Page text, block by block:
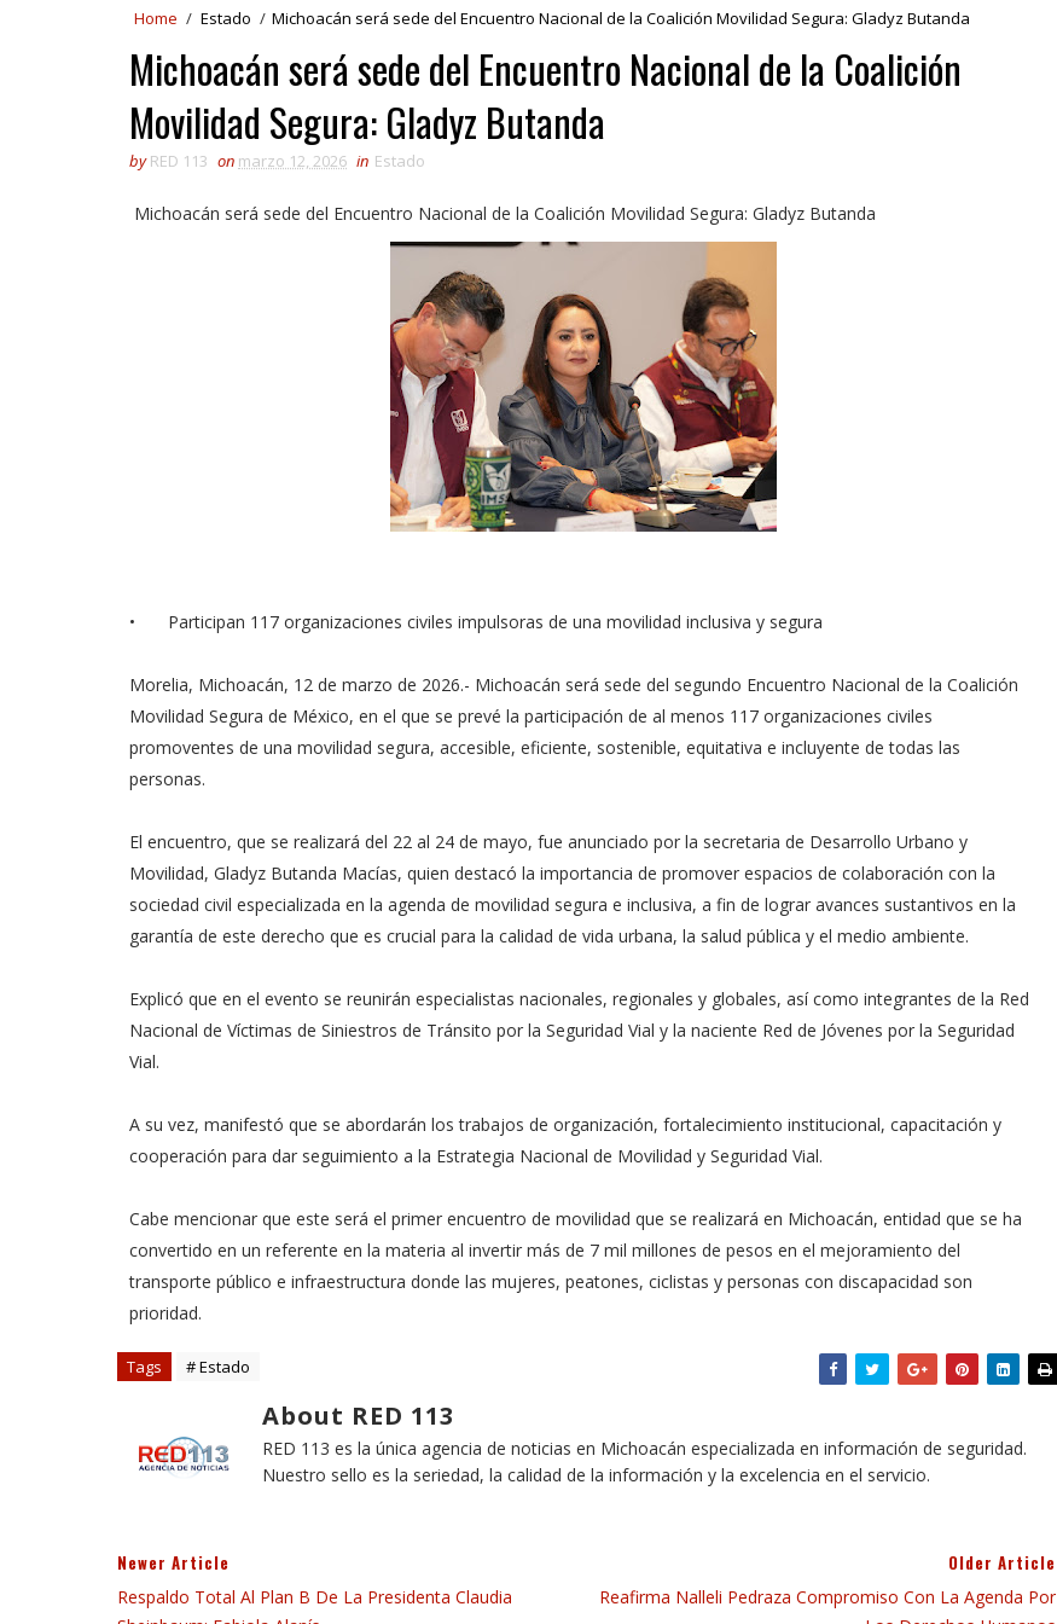
Home / Estado / Michoacán será sede del Encuentro Nacional de la Coalición Movilidad Segura: Gladyz Butanda
Michoacán será sede del Encuentro Nacional de la Coalición
Movilidad Segura: Gladyz Butanda
by RED 113 on marzo 12, 2026 in Estado
Michoacán será sede del Encuentro Nacional de la Coalición Movilidad Segura: Gladyz Butanda
• Participan 117 organizaciones civiles impulsoras de una movilidad inclusiva y segura
Morelia, Michoacán, 12 de marzo de 2026.- Michoacán será sede del segundo Encuentro Nacional de la Coalición
Movilidad Segura de México, en el que se prevé la participación de al menos 117 organizaciones civiles
promoventes de una movilidad segura, accesible, eficiente, sostenible, equitativa e incluyente de todas las
personas.
El encuentro, que se realizará del 22 al 24 de mayo, fue anunciado por la secretaria de Desarrollo Urbano y
Movilidad, Gladyz Butanda Macías, quien destacó la importancia de promover espacios de colaboración con la
sociedad civil especializada en la agenda de movilidad segura e inclusiva, a fin de lograr avances sustantivos en la
garantía de este derecho que es crucial para la calidad de vida urbana, la salud pública y el medio ambiente.
Explicó que en el evento se reunirán especialistas nacionales, regionales y globales, así como integrantes de la Red
Nacional de Víctimas de Siniestros de Tránsito por la Seguridad Vial y la naciente Red de Jóvenes por la Seguridad
Vial.
A su vez, manifestó que se abordarán los trabajos de organización, fortalecimiento institucional, capacitación y
cooperación para dar seguimiento a la Estrategia Nacional de Movilidad y Seguridad Vial.
Cabe mencionar que este será el primer encuentro de movilidad que se realizará en Michoacán, entidad que se ha
convertido en un referente en la materia al invertir más de 7 mil millones de pesos en el mejoramiento del
transporte público e infraestructura donde las mujeres, peatones, ciclistas y personas con discapacidad son
prioridad.
Tags # Estado
About RED 113
RED 113 es la única agencia de noticias en Michoacán especializada en información de seguridad.
Nuestro sello es la seriedad, la calidad de la información y la excelencia en el servicio.
Newer Article
Respaldo Total Al Plan B De La Presidenta Claudia
Older Article
Reafirma Nalleli Pedraza Compromiso Con La Agenda Por